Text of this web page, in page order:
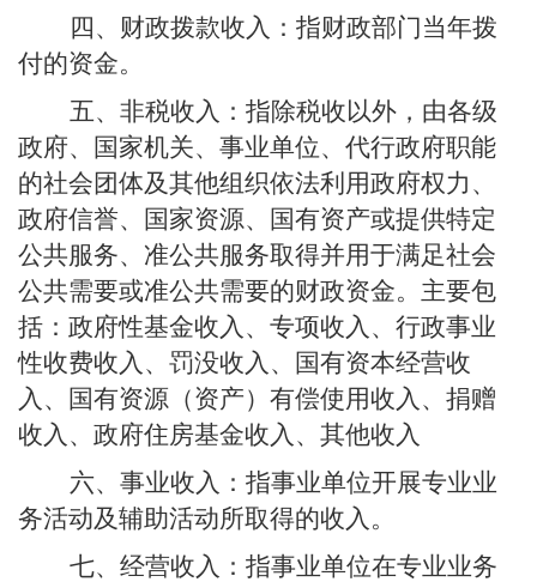
四、财政拨款收入： 指财政部门当年拨
付的资金。
五、非税收入： 指除税收以外，由各级
政府、国家机关、事业单位、代行政府职能
的社会团体及其他组织依法利用政府权力、
政府信誉、国家资源、国有资产或提供特定
公共服务、准公共服务取得并用于满足社会
公共需要或准公共需要的财政资金。主要包
括：政府性基金收入、专项收入、行政事业
性收费收入、罚没收入、国有资本经营收
入、国有资源（资产）有偿使用收入、捐赠
收入、政府住房基金收入、其他收入
六、事业收入： 指事业单位开展专业业
务活动及辅助活动所取得的收入。
七、经营收入： 指事业单位在专业业务